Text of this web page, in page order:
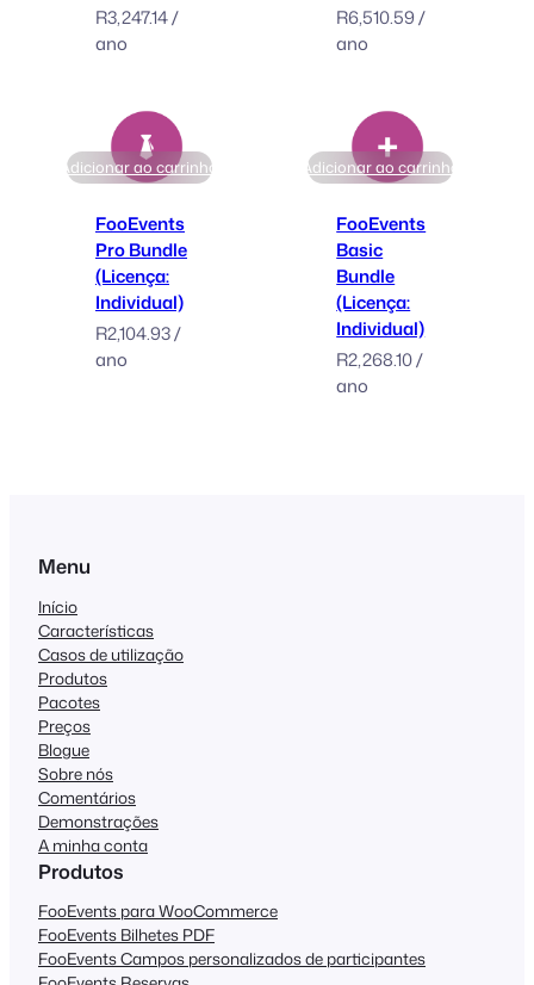
R3,247.14/
ano
R6,510.59 /
ano
Adicionar ao carrinho
FooEvents
Pro Bundle
(Licença:
Individual)
R2,104.93/
ano
Adicionar ao carrinho
FooEvents
Basic
Bundle
(Licença:
Individual)
R2,268.10/
ano
Menu
Início
Características
Casos de utilização
Produtos
Pacotes
Preços
Blogue
Sobre nós
Comentários
Demonstrações
A minha conta
Produtos
FooEvents para WooCommerce
FooEvents Bilhetes PDF
FooEvents Campos personalizados de participantes